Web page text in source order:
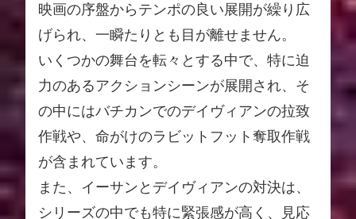
映画の序盤からテンポの良い展開が繰り広
げられ、一瞬たりとも目が離せません。
いくつかの舞台を転々とする中で、特に迫
力のあるアクションシーンが展開され、そ
の中にはバチカンでのデイヴィアンの拉致
作戦や、命がけのラビットフット奪取作戦
が含まれています。
また、イーサンとデイヴィアンの対決は、
シリーズの中でも特に緊張感が高く、見応